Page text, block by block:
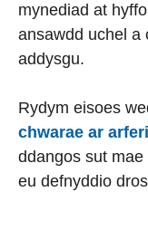
mynediad at
ansawdd uchel a
addysgu.
Rydym eisoes
chwarae ar
ddangos sut
eu defnyddio